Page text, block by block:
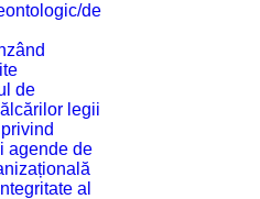
de
de
legii
agende de
al